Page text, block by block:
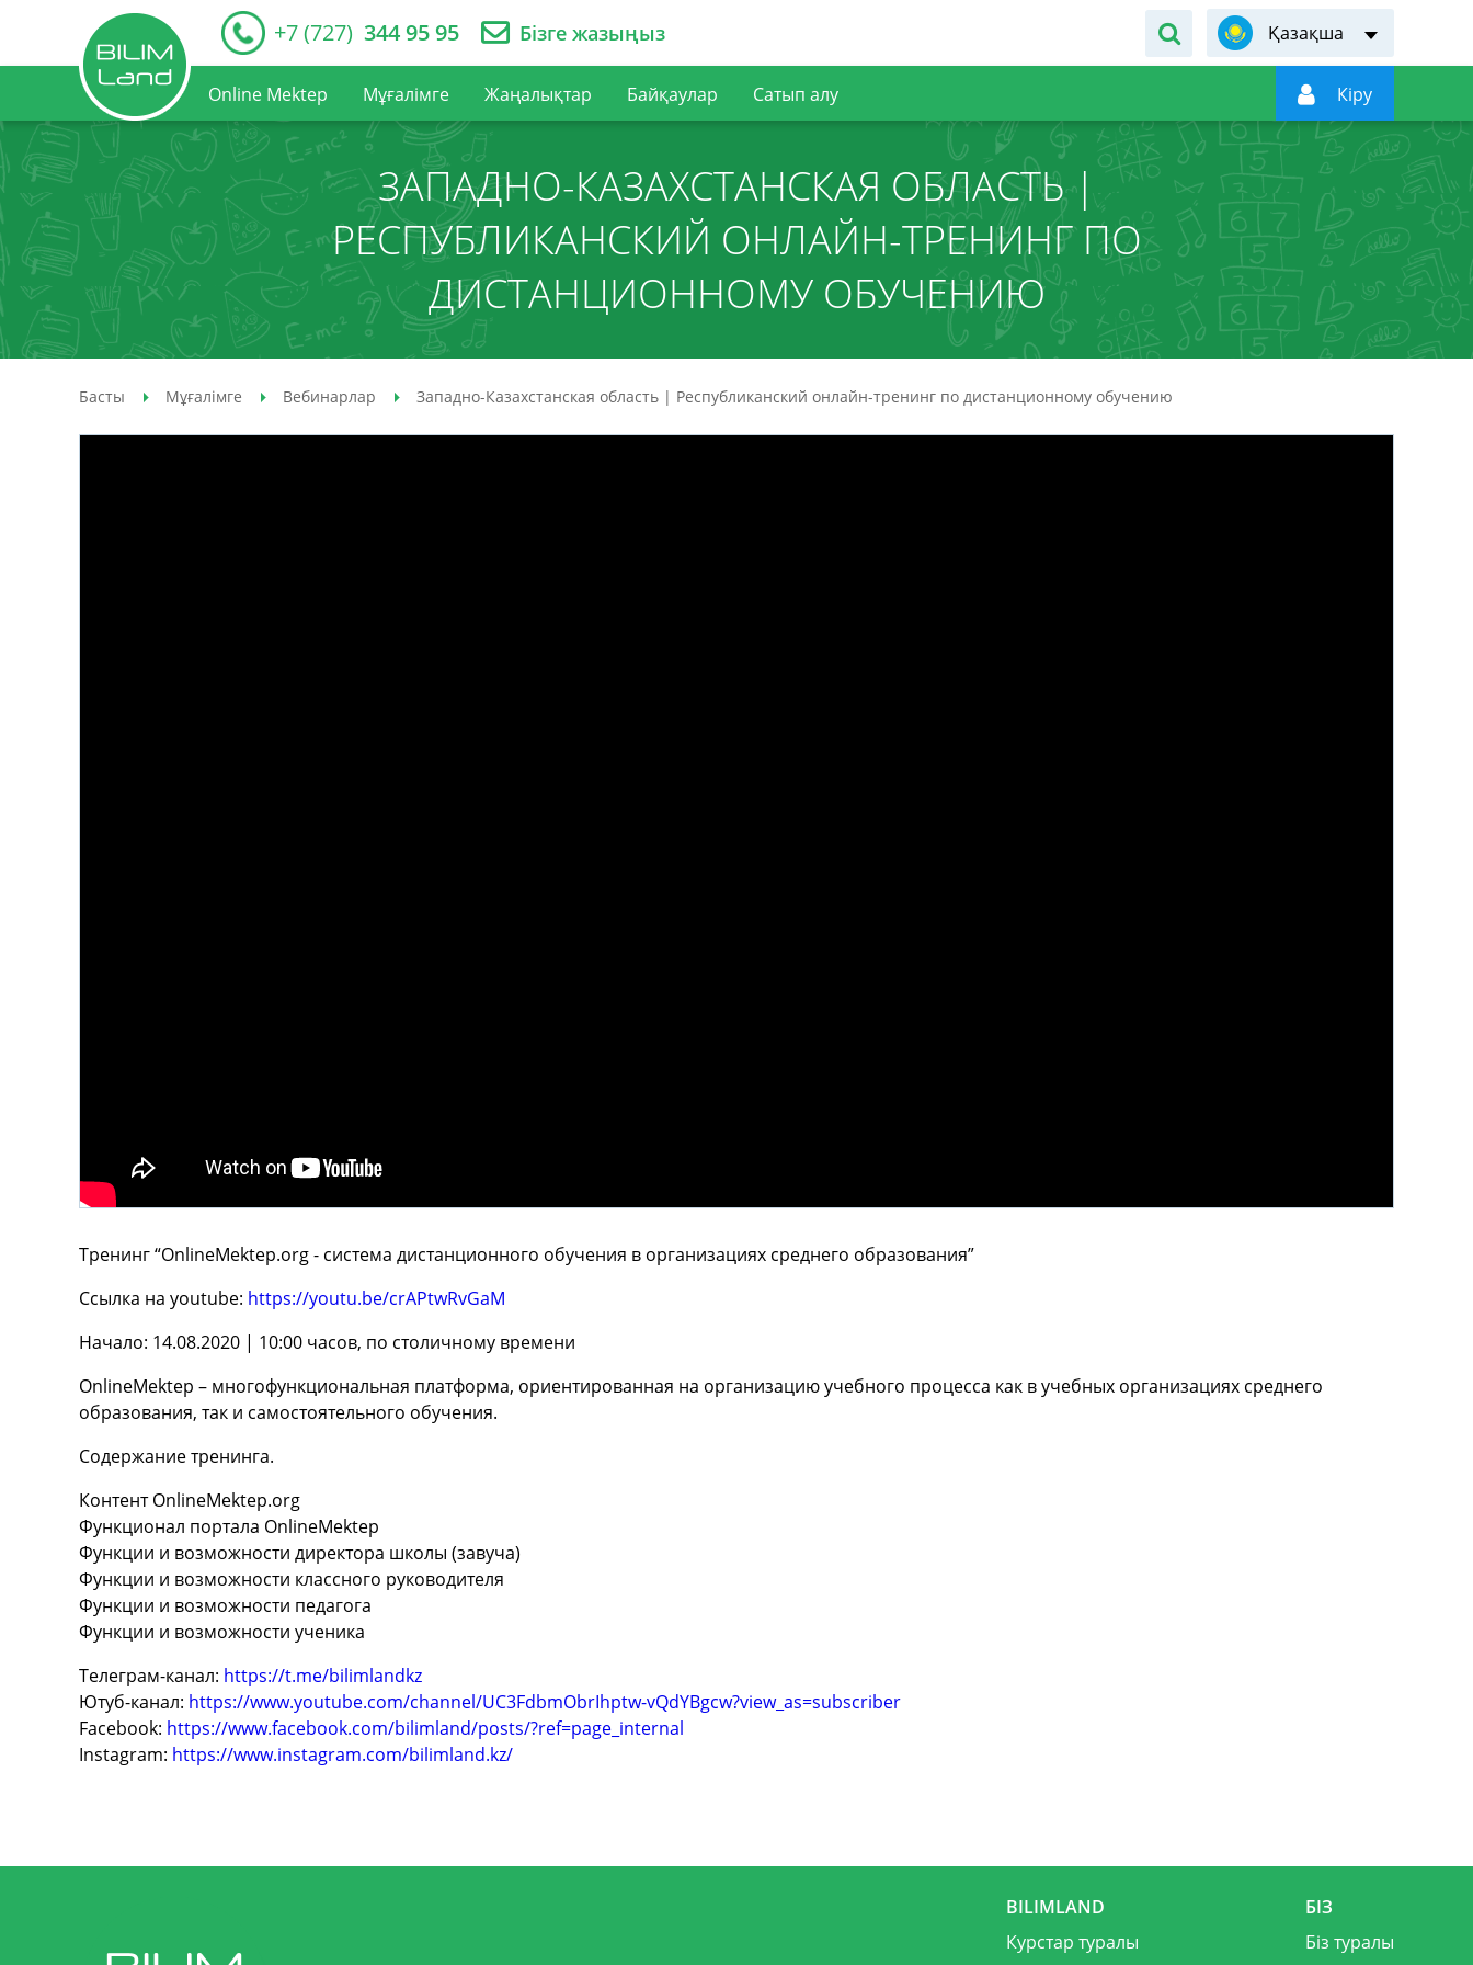
+7 (727) 344 95 95 Бізге жазыңыз Қазақша
Online Mektep Мұғалімге Жаңалықтар Байқаулар Сатып алу  Кiру
ЗАПАДНО-КАЗАХСТАНСКАЯ ОБЛАСТЬ |
РЕСПУБЛИКАНСКИЙ ОНЛАЙН-ТРЕНИНГ ПО
ДИСТАНЦИОННОМУ ОБУЧЕНИЮ
Басты Мұғалімге Вебинарлар Западно-Казахстанская область | Республиканский онлайн-тренинг по дистанционному обучению
Тренинг “OnlineMektep.org - cистема дистанционного обучения в организациях среднего образования”
Ссылка на youtube: https://youtu.be/crAPtwRvGaM
Начало: 14.08.2020 | 10:00 часов, по столичному времени
OnlineMektep – многофункциональная платформа, ориентированная на организацию учебного процесса как в учебных организациях среднего
образования, так и самостоятельного обучения.
Содержание тренинга.
Контент OnlineMektep.org
Функционал портала OnlineMektep
Функции и возможности директора школы (завуча)
Функции и возможности классного руководителя
Функции и возможности педагога
Функции и возможности ученика
Телеграм-канал: https://t.me/bilimlandkz
Ютуб-канал: https://www.youtube.com/channel/UC3FdbmObrIhptw-vQdYBgcw?view_as=subscriber
Facebook: https://www.facebook.com/bilimland/posts/?ref=page_internal
Instagram: https://www.instagram.com/bilimland.kz/
BILIMLAND
Курстар туралы
БІЗ
Біз туралы